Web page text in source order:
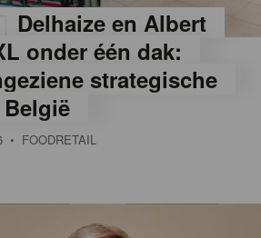
Delhaize en Albert
onder één dak:
strategische
• FOODRETAIL